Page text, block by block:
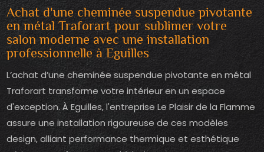
Achat d'une cheminée suspendue pivotante
en métal Traforart pour sublimer votre
salon moderne avec une installation
professionnelle à Eguilles
L’achat d’une cheminée suspendue pivotante en métal
Traforart transforme votre intérieur en un espace
d'exception. À Eguilles, l'entreprise Le Plaisir de la Flamme
assure une installation rigoureuse de ces modèles
design, alliant performance thermique et esthétique